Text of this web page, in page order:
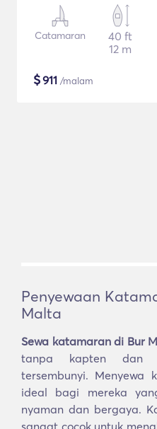
Catamaran
40 ft
12 m
$911 /malam
Penyewaan
Malta
Sewa katamaran di Bur
tanpa kapten dan
tersembunyi. Menyewa
ideal bagi mereka
nyaman dan bergaya.
sangat cocok untuk